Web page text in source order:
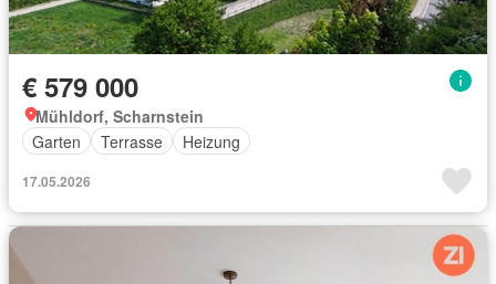
€ 579 000
Mühldorf, Scharnstein
Garten
Terrasse Heizung
17.05.2026